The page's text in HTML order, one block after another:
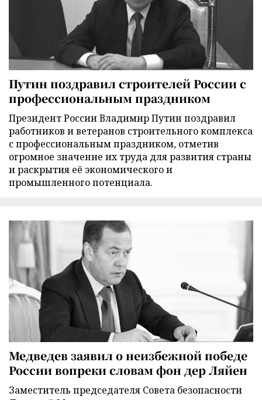
Путин поздравил строителей России с
профессиональным праздником
Президент России Владимир Путин поздравил
работников и ветеранов строительного комплекса
с профессиональным праздником, отметив
огромное значение их труда для развития страны
и раскрытия её экономического и
промышленного потенциала.
Медведев заявил о неизбежной победе
России вопреки словам фон дер Ляйен
Заместитель председателя Совета безопасности